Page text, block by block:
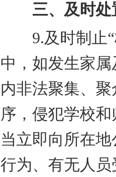
三、及时处
9.及时制止“
中，如发生家
内非法聚集、
序，侵犯学校
当立即向所在
行为、有无人